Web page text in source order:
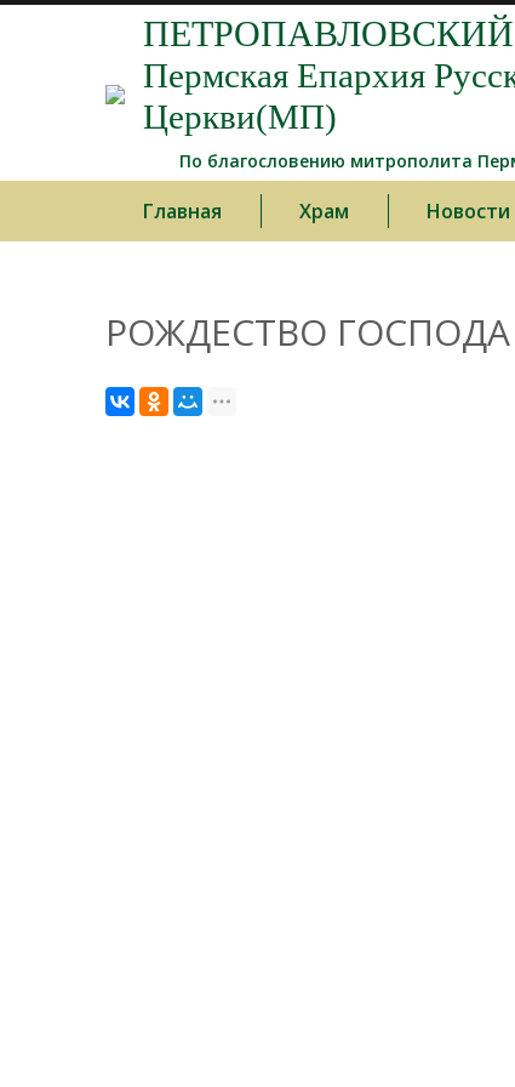
Пермская Епархия
Церкви(МП)
По благословению митрополита
Главная Храм Новости
РОЖДЕСТВО ГОСПОДА